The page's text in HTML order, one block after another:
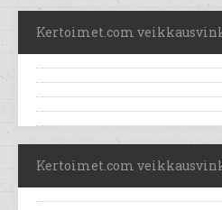
Kertoimet.com
Kertoimet.com